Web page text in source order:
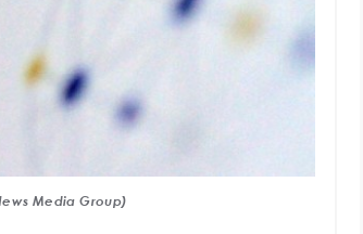
Media Group)